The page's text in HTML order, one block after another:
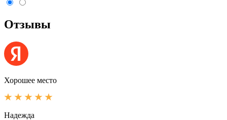
Отзывы
Хорошее место
Надежда